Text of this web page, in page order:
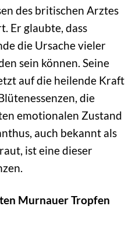
des britischen Arztes
Er glaubte, dass
die Ursache vieler
sein können. Seine
auf die heilende Kraft
die
emotionalen Zustand
auch bekannt als
ist eine dieser
Murnauer Tropfen